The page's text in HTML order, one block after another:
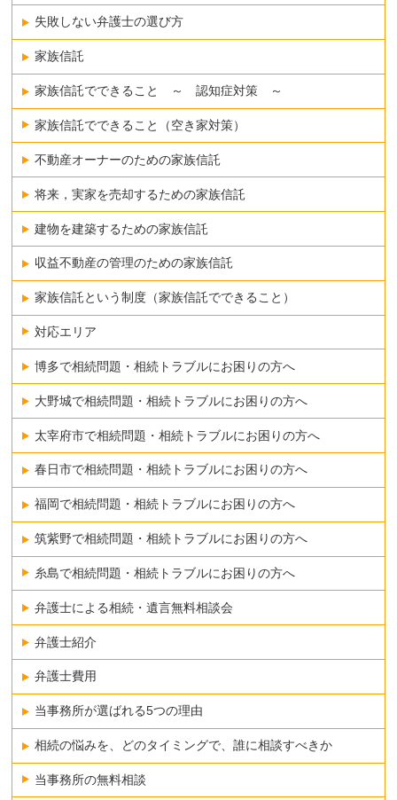
失敗しない弁護士の選び方
家族信託
家族信託でできること ～ 認知症対策 ～
家族信託でできること（空き家対策）
不動産オーナーのための家族信託
将来，実家を売却するための家族信託
建物を建築するための家族信託
収益不動産の管理のための家族信託
家族信託という制度（家族信託でできること）
対応エリア
博多で相続問題・相続トラブルにお困りの方へ
大野城で相続問題・相続トラブルにお困りの方へ
太宰府市で相続問題・相続トラブルにお困りの方へ
春日市で相続問題・相続トラブルにお困りの方へ
福岡で相続問題・相続トラブルにお困りの方へ
筑紫野で相続問題・相続トラブルにお困りの方へ
糸島で相続問題・相続トラブルにお困りの方へ
弁護士による相続・遺言無料相談会
弁護士紹介
弁護士費用
当事務所が選ばれる5つの理由
相続の悩みを、どのタイミングで、誰に相談すべきか
当事務所の無料相談